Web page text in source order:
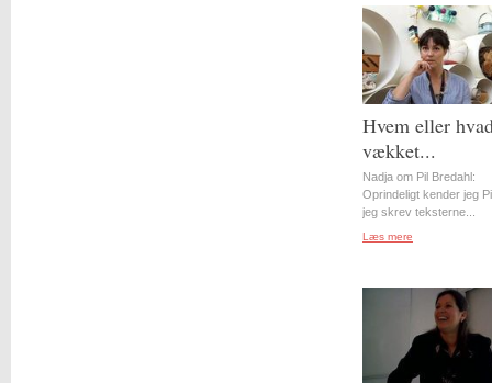
Hvem eller
vækket...
Nadja om Pil Bredahl:
Oprindeligt kender jeg
jeg skrev teksterne...
Læs mere